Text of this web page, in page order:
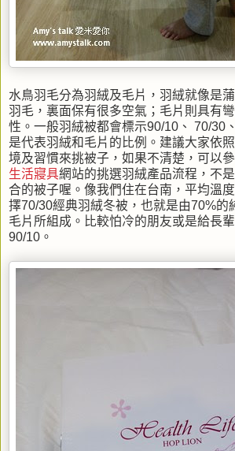
水鳥羽毛分為羽絨及毛片，羽絨就像是
羽毛，裏面保有很多空氣；毛片則具有
性。一般羽絨被都會標示90/10、 70/30
是代表羽絨和毛片的比例。建議大家依
境及習慣來挑被子，如果不清楚，可以
生活寢具網站的挑選羽絨產品流程，不
合的被子喔。像我們住在台南，平均溫
擇70/30經典羽絨冬被，也就是由70%的
毛片所組成。比較怕冷的朋友或是給長
90/10。